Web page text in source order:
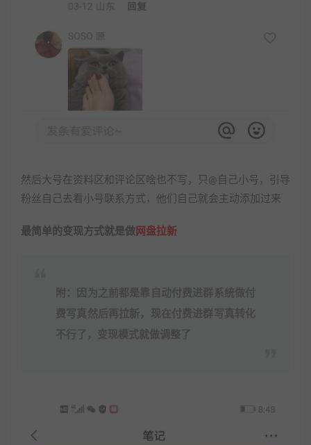
然后大号在资料区和评论区啥也不写，只@自己小号，引导
粉丝自己去看小号联系方式，他们自己就会主动添加过来
最简单的变现方式就是做 网盘拉新
附：因为之前都是靠自动付费进群系统做付
费写真然后再拉新，现在付费进群写真转化
不行了，变现模式就做调整了